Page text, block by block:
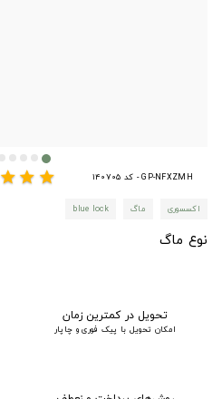
GP-NFXZMH - کد 140705 star
star
star
اکسسوری ماگ blue lock
نوع ماگ
تحویل در کمترین زمان
امکان تحویل با پیک فوری و چاپار